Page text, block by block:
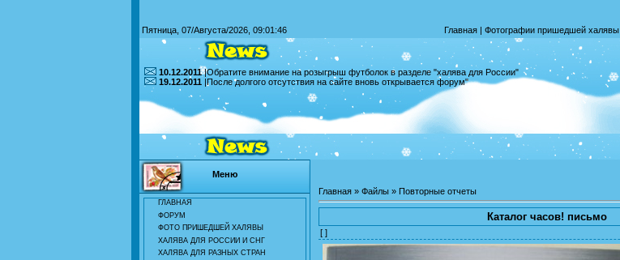
Пятница, 07/Августа/2026, 09:01:46 Главная | Фотографии пришедшей халявы
10.12.2011|Обратите внимание на розыгрыш футболок в разделе "халява для России"
19.12.2011 |После долгого отсутствия на сайте вновь открывается форум"
Меню
ГЛАВНАЯ
ФОРУМ
ФОТО ПРИШЕДШЕЙ ХАЛЯВЫ
ХАЛЯВА ДЛЯ РОССИИ И СНГ
ХАЛЯВА ДЛЯ РАЗНЫХ СТРАН
Главная » Файлы » Повторные отчеты
Каталог часов! письмо
[ ]